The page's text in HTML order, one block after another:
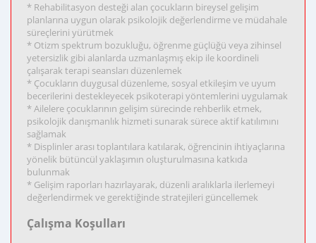
* Rehabilitasyon desteği alan çocukların bireysel gelişim
planlarına uygun olarak psikolojik değerlendirme ve müdahale
süreçlerini yürütmek
* Otizm spektrum bozukluğu, öğrenme güçlüğü veya zihinsel
yetersizlik gibi alanlarda uzmanlaşmış ekip ile koordineli
çalışarak terapi seansları düzenlemek
* Çocukların duygusal düzenleme, sosyal etkileşim ve uyum
becerilerini destekleyecek psikoterapi yöntemlerini uygulamak
* Ailelere çocuklarının gelişim sürecinde rehberlik etmek,
psikolojik danışmanlık hizmeti sunarak sürece aktif katılımını
sağlamak
* Displinler arası toplantılara katılarak, öğrencinin ihtiyaçlarına
yönelik bütüncül yaklaşımın oluşturulmasına katkıda
bulunmak
* Gelişim raporları hazırlayarak, düzenli aralıklarla ilerlemeyi
değerlendirmek ve gerektiğinde stratejileri güncellemek
Çalışma Koşulları